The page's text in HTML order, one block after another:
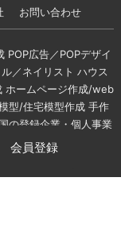
お問い合わせ
POP広告／POPデザイ
／ネイリスト ハウス
ホームページ作成/web
型/住宅模型作成 手作
の登録企業・個人事業
会員登録